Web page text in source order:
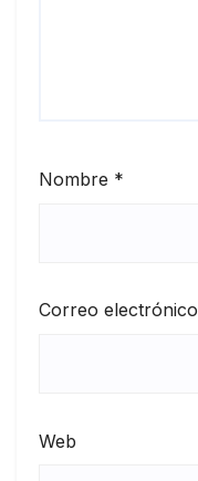
Nombre *
Correo electrónico
Web